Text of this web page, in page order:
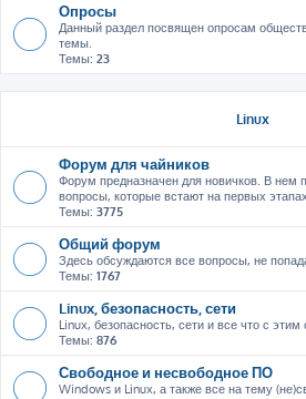
Опросы
Данный раздел посвящен опросам
темы.
Темы: 23
Linux
Форум для чайников
Форум предназначен для новичков. В нем
вопросы, которые встают на первых
Темы: 3775
Общий форум
Здесь обсуждаются все вопросы, не
Темы: 1767
Linux, безопасность, сети
Linux, безопасность, сети и все что с этим
Темы: 876
Свободное и несвободное ПО
Windows и Linux, а также все на тему